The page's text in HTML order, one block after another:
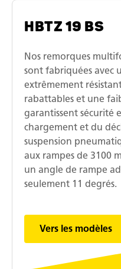
HBTZ 19 BS
Nos remorques
sont fabriquées avec
extrêmement
rabattables et une
garantissent sécurité
chargement et du
suspension
aux rampes de 3100
un angle de rampe
seulement 11 degrés.
Vers les modèles